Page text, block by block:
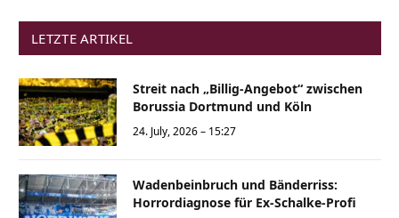
LETZTE ARTIKEL
Streit nach „Billig-Angebot“ zwischen
Borussia Dortmund und Köln
24. July, 2026 – 15:27
Wadenbeinbruch und Bänderriss:
Horrordiagnose für Ex-Schalke-Profi